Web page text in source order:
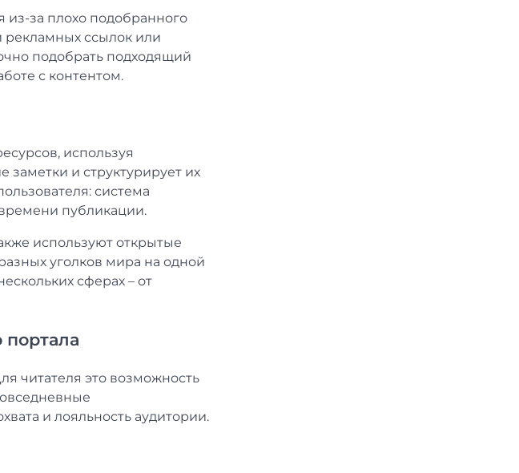
за плохо подобранного
рекламных ссылок или
подобрать подходящий
с контентом.
используя
заметки и структурирует их
система
публикации.
используют открытые
уголков мира на одной
сферах – от
портала
читателя это возможность
и лояльность аудитории.